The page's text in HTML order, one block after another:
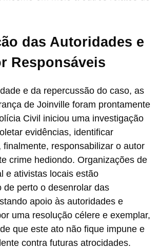
das Autoridades e
Responsáveis
e da repercussão do caso, as
de Joinville foram prontamente
Civil iniciou uma investigação
evidências, identificar
finalmente, responsabilizar o autor
crime hediondo. Organizações de
e ativistas locais estão
de perto o desenrolar das
apoio às autoridades e
uma resolução célere e exemplar,
que este ato não fique impune e
contra futuras atrocidades.